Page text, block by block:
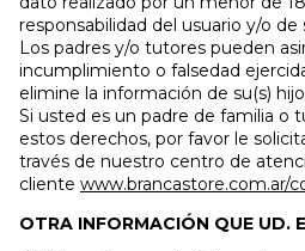
responsabilidad del usuario y/o
Los padres y/o tutores pueden
incumplimiento o falsedad
elimine la información de su(s)
Si usted es un padre de familia o
estos derechos, por favor le
través de nuestro centro de
cliente www.brancastore.com.ar/
OTRA INFORMACIÓN QUE UD.